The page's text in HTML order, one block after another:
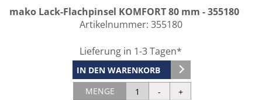
mako Lack-Flachpinsel KOMFORT 80 mm - 355180
Artikelnummer: 355180
Lieferung in 1-3 Tagen*
IN DEN WARENKORB
MENGE